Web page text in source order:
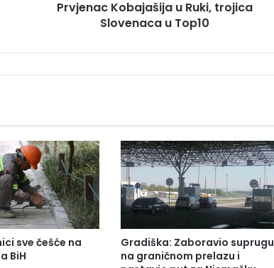
j
a
u
R
u
k
i
,
t
r
Prvjenac Kobajašija u Ruki, trojica
Slovenaca u Top10
sve češće na
BiH
Gradiška: Zaboravio suprugu
na graničnom prelazu i